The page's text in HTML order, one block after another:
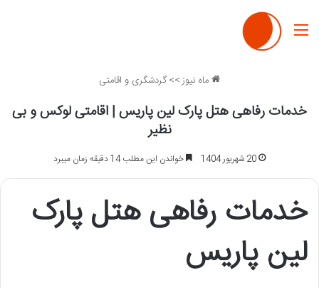
منو
ماه نیوز>>گردشگری و اقامتی
خدمات رفاهی هتل پارک لین پاریس | اقامتی لوکس و بی
نظیر
20 شهریور 1404 خواندن این مطلب 14 دقیقه زمان میبرد
خدمات رفاهی هتل پارک
لین پاریس